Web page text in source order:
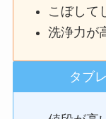
こぼして
洗浄力が
タブ